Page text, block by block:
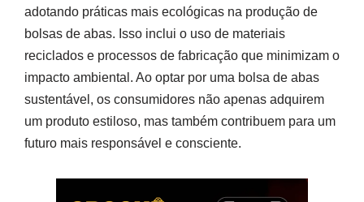
adotando práticas mais ecológicas na produção de
bolsas de abas. Isso inclui o uso de materiais
reciclados e processos de fabricação que minimizam o
impacto ambiental. Ao optar por uma bolsa de abas
sustentável, os consumidores não apenas adquirem
um produto estiloso, mas também contribuem para um
futuro mais responsável e consciente.